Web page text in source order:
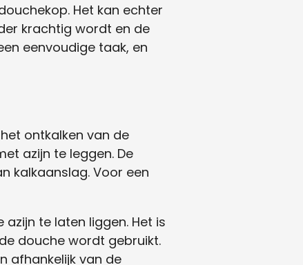
Het kan echter
krachtig wordt en de
eenvoudige taak, en
ontkalken van de
azijn te leggen. De
kalkaanslag. Voor een
te laten liggen. Het is
douche wordt gebruikt.
afhankelijk van de